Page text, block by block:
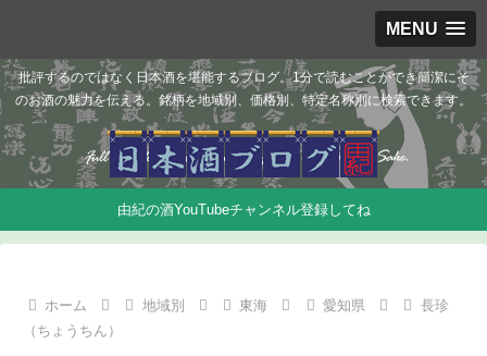
MENU
批評するのではなく日本酒を堪能するブログ。1分で読むことができ簡潔にそ
のお酒の魅力を伝える。銘柄を地域別、価格別、特定名称別に検索できます。
由紀の酒YouTubeチャンネル登録してね
ホーム 地域別 東海 愛知県
長珍
（ちょうちん）